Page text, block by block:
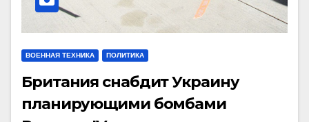
ВОЕННАЯ ТЕХНИКА ПОЛИТИКА
Британия снабдит Украину
планирующими бомбами